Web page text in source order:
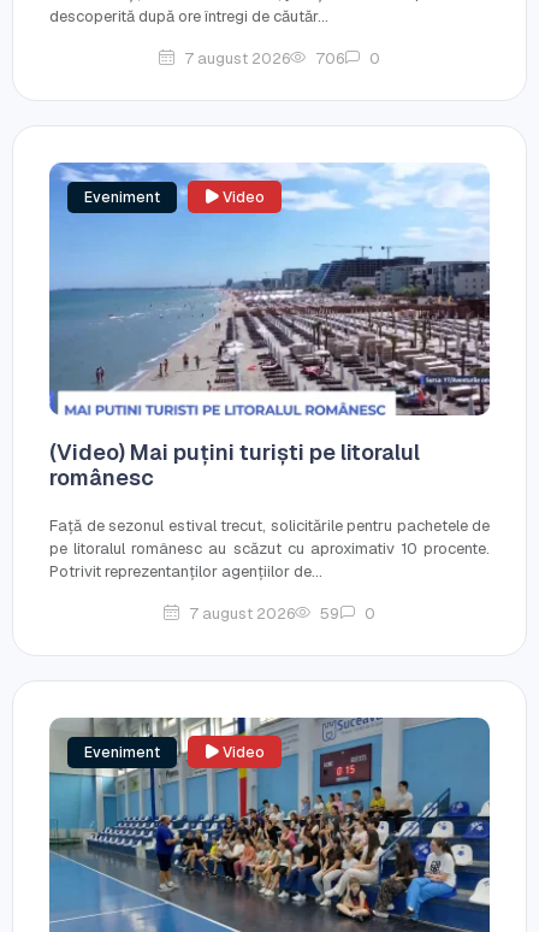
descoperită după ore întregi de căutăr...
7 august 2026 706 0
Eveniment Video
(Video) Mai puțini turiști pe litoralul
românesc
Față de sezonul estival trecut, solicitările pentru pachetele de
pe litoralul românesc au scăzut cu aproximativ 10 procente.
Potrivit reprezentanților agențiilor de...
7 august 2026 59 0
Eveniment Video